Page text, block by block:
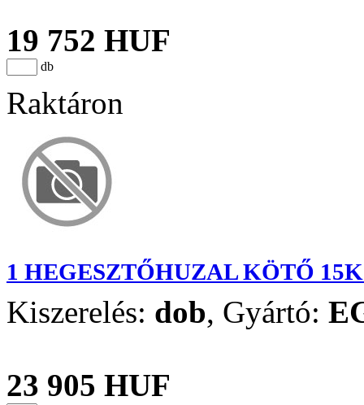
19 752 HUF
db
Raktáron
1 HEGESZTŐHUZAL KÖTŐ
Kiszerelés: dob, Gyártó:
23 905 HUF